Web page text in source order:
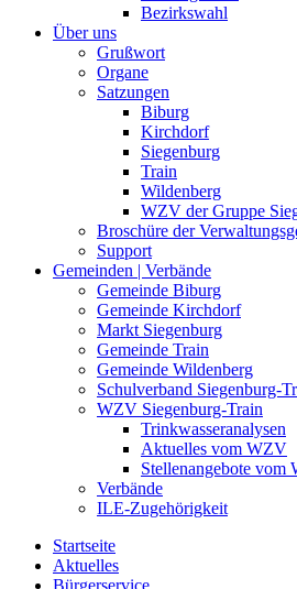
Bezirkswahl
Über uns
Grußwort
Organe
Satzungen
Biburg
Kirchdorf
Siegenburg
Train
Wildenberg
WZV der Gruppe
Broschüre der
Support
Gemeinden | Verbände
Gemeinde Biburg
Gemeinde Kirchdorf
Markt Siegenburg
Gemeinde Train
Gemeinde Wildenberg
Schulverband Siegenburg-
WZV Siegenburg-Train
Trinkwasseranalysen
Aktuelles vom WZV
Stellenangebote vom
Verbände
ILE-Zugehörigkeit
Startseite
Aktuelles
Bürgerservice